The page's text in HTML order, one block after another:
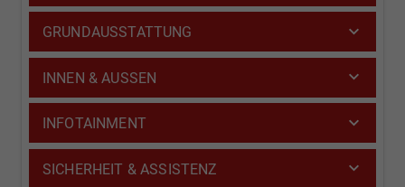
GRUNDAUSSTATTUNG
INNEN & AUSSEN
INFOTAINMENT
SICHERHEIT & ASSISTENZ